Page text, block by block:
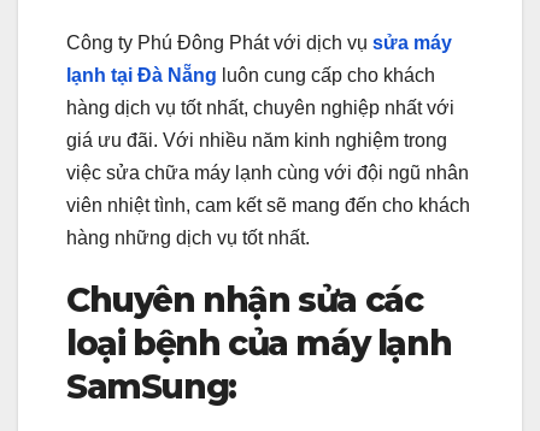
Công ty Phú Đông Phát với dịch vụ sửa máy
lạnh tại Đà Nẵng luôn cung cấp cho khách
hàng dịch vụ tốt nhất, chuyên nghiệp nhất với
giá ưu đãi. Với nhiều năm kinh nghiệm trong
việc sửa chữa máy lạnh cùng với đội ngũ nhân
viên nhiệt tình, cam kết sẽ mang đến cho khách
hàng những dịch vụ tốt nhất.
Chuyên nhận sửa các
loại bệnh của máy lạnh
SamSung: